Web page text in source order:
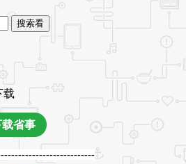
搜索看
载
省事